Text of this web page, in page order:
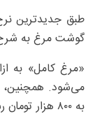
طبق جدیدترین
گوشت مرغ به
می‌شود. همچنین،
به ۸۰۰ هزار تومان رسیده است.